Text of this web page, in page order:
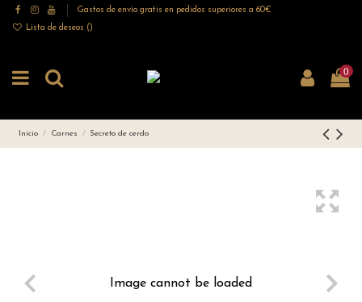
Gastos de envío gratis en pedidos superiores a 60€
Lista de deseos ()
0
Inicio Carnes Secreto de cerdo
Image cannot be loaded